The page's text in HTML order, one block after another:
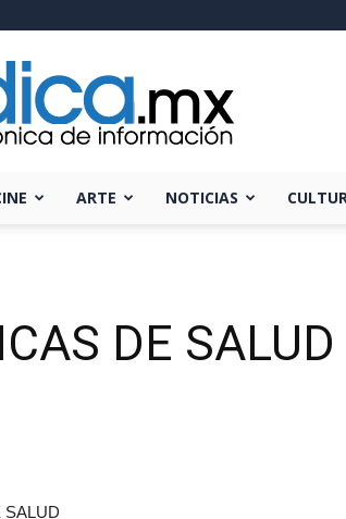
ARTE NOTICIAS
DE SALUD
SALUD